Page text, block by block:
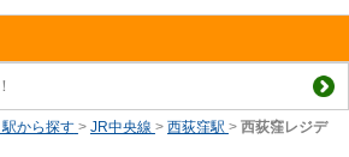
から探す > JR中央線 > 西荻窪駅 > 西荻窪レジデ